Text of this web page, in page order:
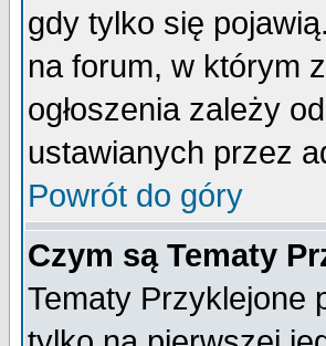
gdy tylko się
na forum, w którym
ogłoszenia zależy
ustawianych przez
Powrót do góry
Czym są Tematy
Tematy Przyklejone